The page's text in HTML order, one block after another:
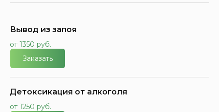
Вывод из запоя
от 1350 руб.
Заказать
Детоксикация от алкоголя
от 1250 руб.